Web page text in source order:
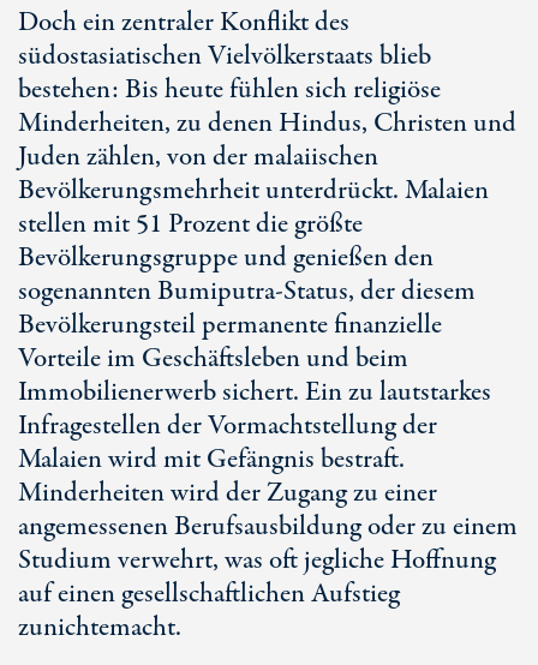
Doch ein zentraler Konflikt des
südostasiatischen Vielvölkerstaats blieb
bestehen: Bis heute fühlen sich religiöse
Minderheiten, zu denen Hindus, Christen und
Juden zählen, von der malaiischen
Bevölkerungsmehrheit unterdrückt. Malaien
stellen mit 51 Prozent die größte
Bevölkerungsgruppe und genießen den
sogenannten Bumiputra-Status, der diesem
Bevölkerungsteil permanente finanzielle
Vorteile im Geschäftsleben und beim
Immobilienerwerb sichert. Ein zu lautstarkes
Infragestellen der Vormachtstellung der
Malaien wird mit Gefängnis bestraft.
Minderheiten wird der Zugang zu einer
angemessenen Berufsausbildung oder zu einem
Studium verwehrt, was oft jegliche Hoffnung
auf einen gesellschaftlichen Aufstieg
zunichtemacht.